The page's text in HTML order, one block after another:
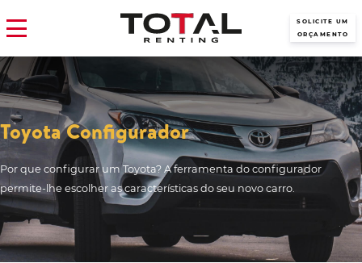
SOLICITE UM
ORÇAMENTO
Toyota Configurador
Por que configurar um Toyota? A ferramenta do configurador
permite-lhe escolher as características do seu novo carro.